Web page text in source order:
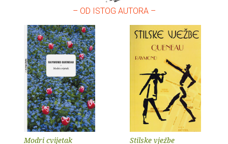
– OD ISTOG AUTORA –
Modri cvijetak Stilske vježbe